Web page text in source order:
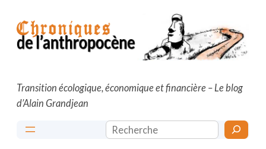
contenu
Transition écologique, économique et financière – Le blog
d’Alain Grandjean
Rechercher